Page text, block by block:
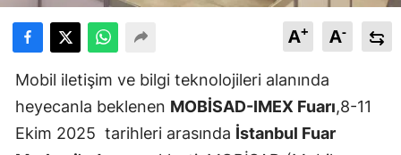
A+ A-
Mobil iletişim ve bilgi teknolojileri alanında
heyecanla beklenen MOBİSAD-IMEX Fuarı,8-11
Ekim 2025 tarihleri arasında İstanbul Fuar